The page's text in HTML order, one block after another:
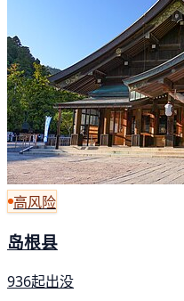
高风险
岛根县
936起出没